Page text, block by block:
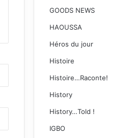
GOODS NEWS
HAOUSSA
Héros du jour
Histoire
Histoire…Raconte!
History
History…Told !
IGBO